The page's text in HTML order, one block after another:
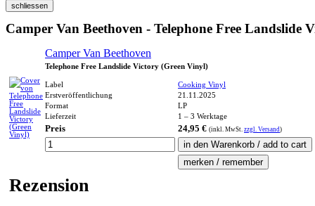
Camper Van Beethoven - Telephone Free Landslide
Camper Van Beethoven
Telephone Free Landslide Victory (Green Vinyl)
Label
Cooking Vinyl
Erstveröffentlichung
21.11.2025
Format
LP
Lieferzeit
1 – 3 Werktage
Preis 24,95 € (inkl. MwSt. zzgl. Versand)
Rezension